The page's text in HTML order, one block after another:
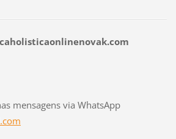
mensagens via WhatsApp